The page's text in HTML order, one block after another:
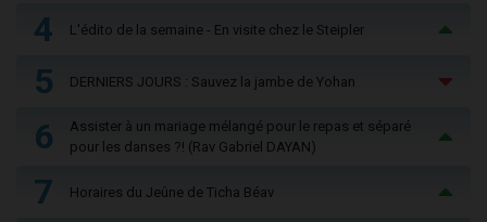
4 L'édito de la semaine - En visite chez le Steipler
5 DERNIERS JOURS : Sauvez la jambe de Yohan
6
Assister à un mariage mélangé pour le repas et séparé
pour les danses ?! (Rav Gabriel DAYAN)
7 Horaires du Jeûne de Ticha Béav